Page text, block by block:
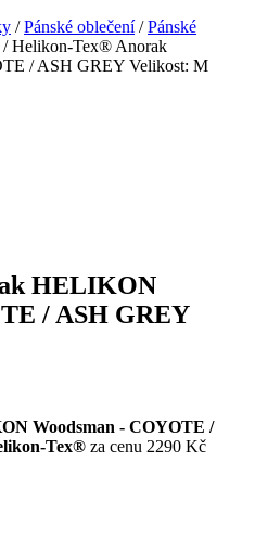
/Pánské oblečení/Pánské
/ Helikon-Tex® Anorak
/ ASH GREY Velikost: M
HELIKON
/ ASH GREY
Woodsman - COYOTE /
Tex® za cenu 2290 Kč